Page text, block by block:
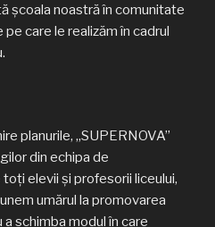
școala noastră în comunitate
care le realizăm în cadrul
planurile, „SUPERNOVA”
din echipa de
elevii și profesorii liceului,
umărul la promovarea
schimba modul în care